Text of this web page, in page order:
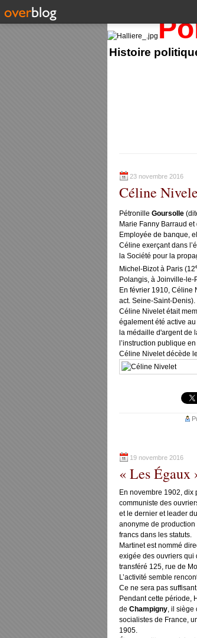
Histoire
23 novembre 2016
Céline
Pétronille Goursolle
Marie Fanny Barraud
Employée de banque,
Céline exerçant dans
la Société pour la
Michel-Bizot à Paris (12
Polangis, à Joinville-le-
En février 1910, Céline
act. Seine-Saint-
Céline Nivelet était
également été active
la médaille d'argent de
l’instruction publique
Céline Nivelet décède
19 novembre 2016
« Les Égaux
En novembre 1902, dix
communiste des
et le dernier et leader
anonyme de
francs dans les statuts.
Martinet est nommé
exigée des ouvriers qui
transféré 125, rue de
L’activité semble
Ce ne sera pas
Pendant cette période,
de Champigny, il siège
socialistes de France,
1905.